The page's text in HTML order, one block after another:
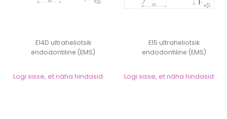
E14D ultraheliotsik
endodontiline (EMS)
Logi sisse, et näha hindasid
E15 ultraheliotsik
endodontiline (EMS)
Logi sisse, et näha hindasid